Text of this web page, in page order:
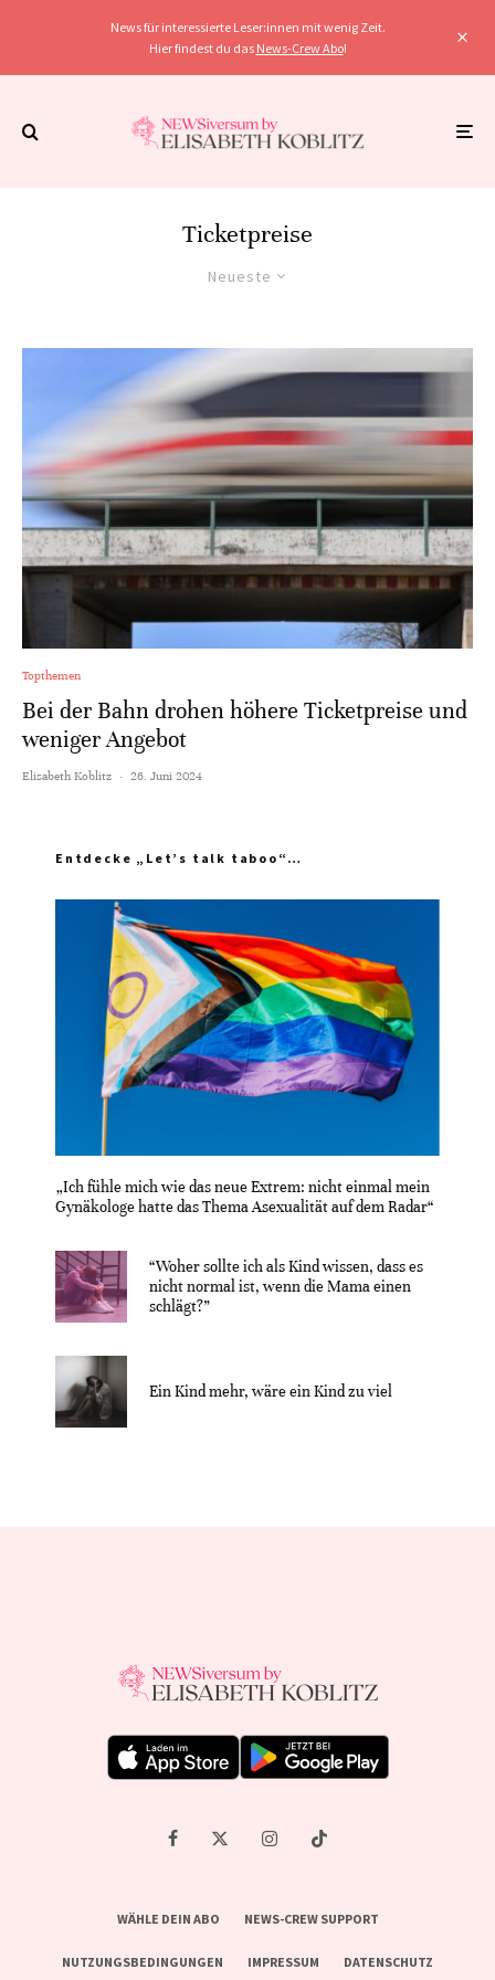
News für interessierte Leser:innen mit wenig Zeit.
Hier findest du das News-Crew Abo!
Ticketpreise
Neueste
Topthemen
Bei der Bahn drohen höhere Ticketpreise und
weniger Angebot
Elisabeth Koblitz · 26. Juni 2024
Entdecke „Let’s talk taboo“…
„Ich fühle mich wie das neue Extrem: nicht einmal mein
Gynäkologe hatte das Thema Asexualität auf dem Radar“
“Woher sollte ich als Kind wissen, dass es
nicht normal ist, wenn die Mama einen
schlägt?”
Ein Kind mehr, wäre ein Kind zu viel
WÄHLE DEIN ABO NEWS-CREW SUPPORT
NUTZUNGSBEDINGUNGEN IMPRESSUM DATENSCHUTZ